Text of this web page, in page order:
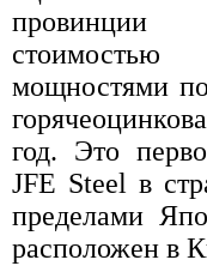
провинции
мощностями
год. Это
JFE Steel в
пределами
расположен в